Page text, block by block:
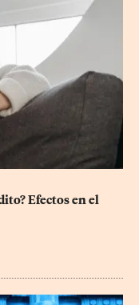
Efectos en el